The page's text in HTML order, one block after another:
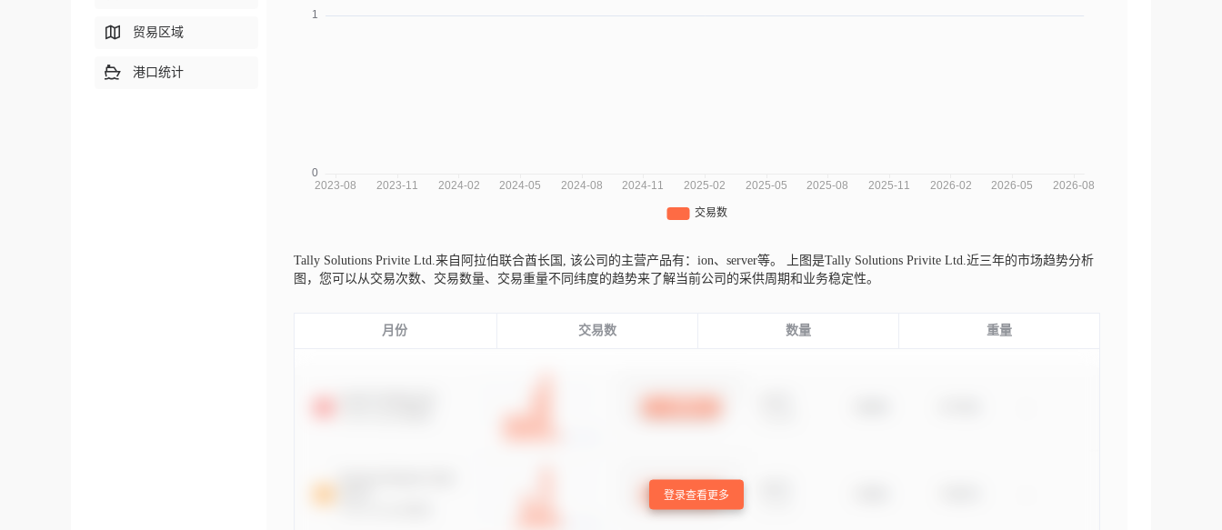
Tally Solutions Privite Ltd.来自阿拉伯联合酋长国, 该公司的主营产品有：ion、server等。
上图是Tally Solutions Privite Ltd.近三年的市场趋势分析
图，您可以从交易次数、交易数量、交易重量不同纬度的趋势来了解当前公司的采供周期和业务稳定性。
月份 交易数 数量 重量
登录查看更多
贸易区域
港口统计